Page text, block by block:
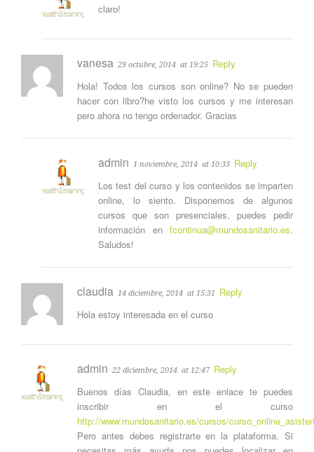
claro!
vanesa 29 octubre, 2014 at 19:25 Reply
Hola! Todos los cursos son online? No se pueden
hacer con libro?he visto los cursos y me interesan
pero ahora no tengo ordenador. Gracias
admin 1 noviembre, 2014 at 10:33 Reply
Los test del curso y los contenidos se imparten
online, lo siento. Disponemos de algunos
cursos que son presenciales, puedes pedir
información en fcontinua@mundosanitario.es.
Saludos!
claudia 14 diciembre, 2014 at 15:31
Reply
Hola estoy interesada en el curso
admin 22 diciembre, 2014 at 12:47 Reply
Buenos días Claudia, en este enlace te puedes
inscribir en el curso
http://www.mundosanitario.es/cursos/
Pero antes debes registrarte en la plataforma. Si